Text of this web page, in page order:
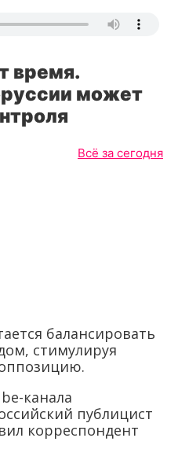
время.
может
Всё за сегодня
балансировать
стимулируя
канала
публицист
корреспондент